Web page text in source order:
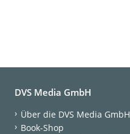
DVS Media GmbH
Über die DVS Media GmbH
Book-Shop